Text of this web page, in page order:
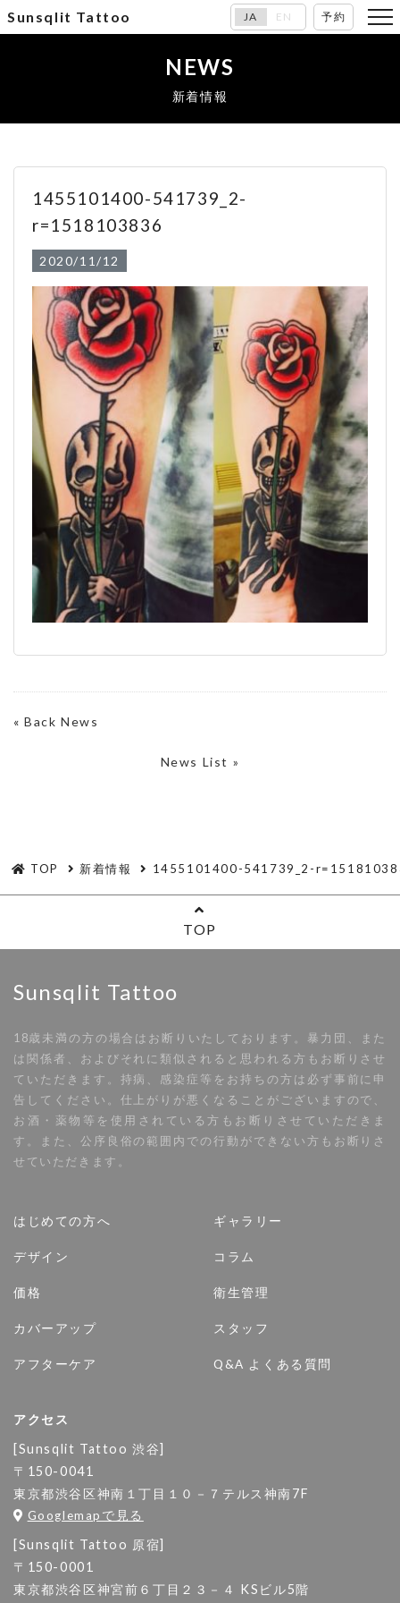
Sunsqlit Tattoo JA EN 予約
NEWS
新着情報
1455101400-541739_2-
r=1518103836
2020/11/12
«Back News
News List »
TOP 新着情報 1455101400-541739_2-
TOP
Sunsqlit Tattoo
18歳未満の方の場合はお断りいたしております。暴力団、また
は関係者、およびそれに類似されると思われる方もお断りさせ
ていただきます。持病、感染症等をお持ちの方は必ず事前に申
告してください。仕上がりが悪くなることがございますので、
お酒・薬物等を使用されている方もお断りさせていただきま
す。また、公序良俗の範囲内での行動ができない方もお断りさ
せていただきます。
はじめての方へ
デザイン
価格
カバーアップ
アフターケア
ギャラリー
コラム
衛生管理
スタッフ
Q&A よくある質問
アクセス
[Sunsqlit Tattoo 渋谷]
〒150-0041
東京都渋谷区神南１丁目１０－７テルス神南7F
Googlemapで見る
[Sunsqlit Tattoo 原宿]
〒150-0001
東京都渋谷区神宮前６丁目２３－４ KSビル5階